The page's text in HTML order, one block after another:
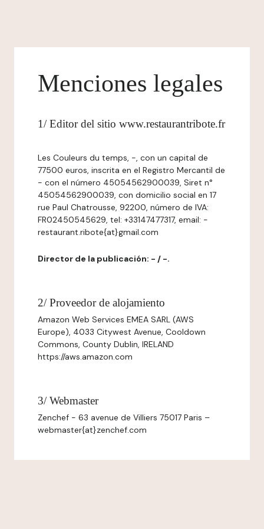
Menciones legales
1/ Editor del sitio www.restaurantribote.fr
Les Couleurs du temps, -, con un capital de
77500 euros, inscrita en el Registro Mercantil de
- con el número 45054562900039, Siret n°
45054562900039, con domicilio social en 17
rue Paul Chatrousse, 92200, número de IVA:
FR02450545629, tel: +33147477317, email: -
restaurant.ribote{at}gmail.com
Director de la publicación: - / -.
2/ Proveedor de alojamiento
Amazon Web Services EMEA SARL (AWS
Europe), 4033 Citywest Avenue, Cooldown
Commons, County Dublin, IRELAND
https://aws.amazon.com
3/ Webmaster
Zenchef - 63 avenue de Villiers 75017 Paris –
webmaster{at}zenchef.com